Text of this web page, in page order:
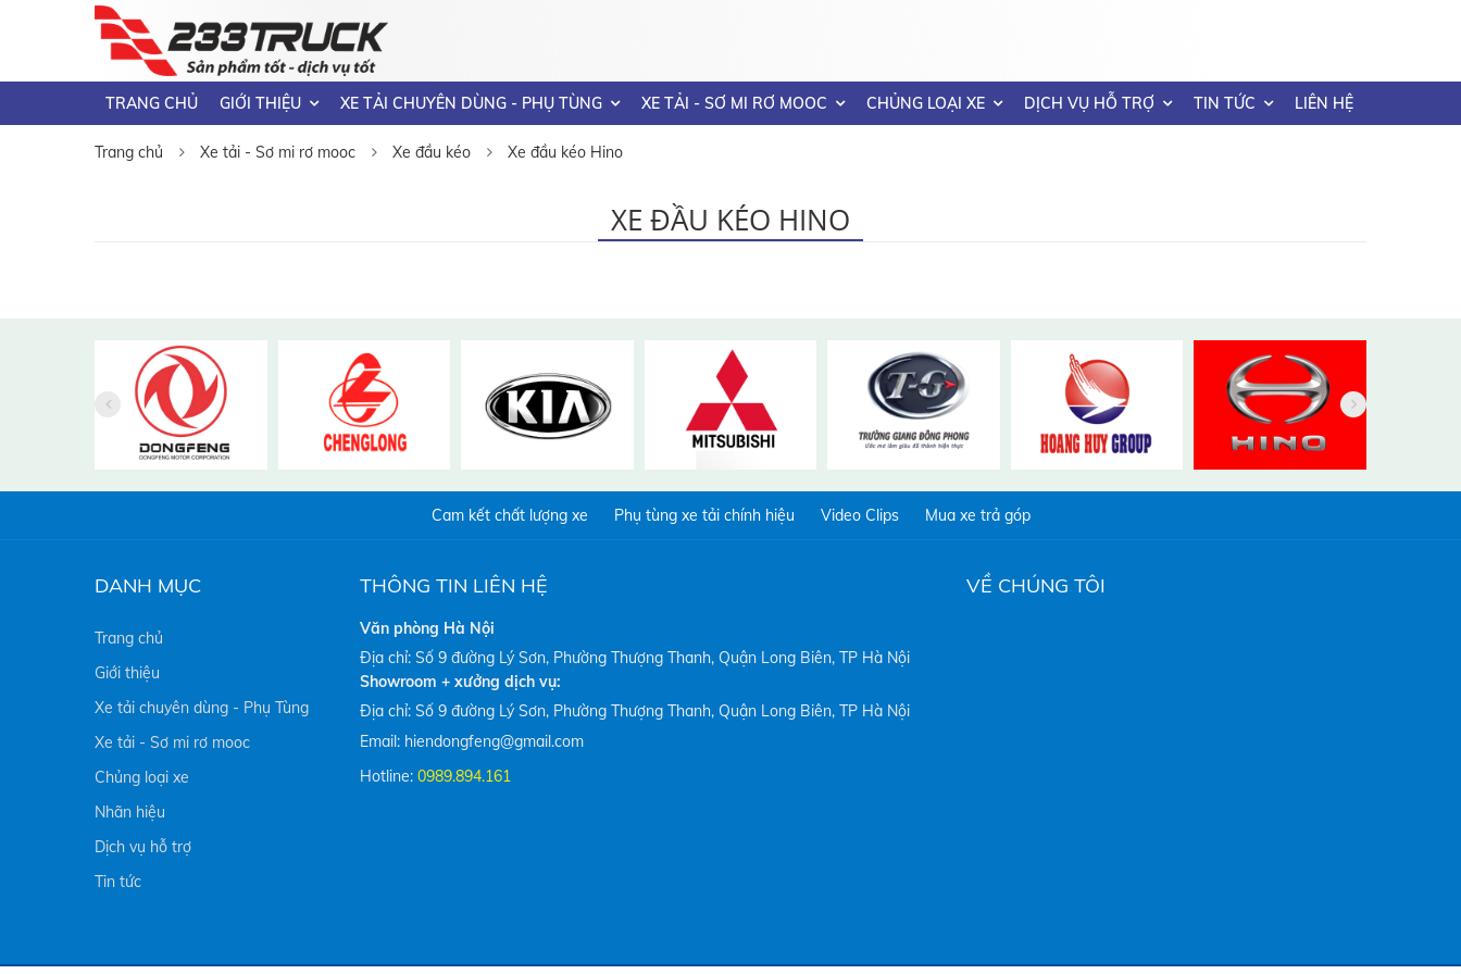
TRANG CHỦ GIỚI THIỆU XE TẢI CHUYÊN DÙNG - PHỤ TÙNG XE TẢI - SƠ MI RƠ MOOC CHỦNG LOẠI XE DỊCH VỤ HỖ TRỢ TIN TỨC LIÊN HỆ
Trang chủ Xe tải - Sơ mi rơ mooc Xe đầu kéo Xe đầu kéo Hino
XE ĐẦU KÉO HINO
Cam kết chất lượng xe Phụ tùng xe tải chính hiệu Video Clips Mua xe trả góp
DANH MỤC
Trang chủ
Giới thiệu
Xe tải chuyên dùng - Phụ Tùng
Xe tải - Sơ mi rơ mooc
Chủng loại xe
Nhãn hiệu
Dịch vụ hỗ trợ
Tin tức
THÔNG TIN LIÊN HỆ
Văn phòng Hà Nội
Địa chỉ: Số 9 đường Lý Sơn, Phường Thượng Thanh, Quận Long Biên, TP Hà Nội
Showroom + xưởng dịch vụ:
Địa chỉ: Số 9 đường Lý Sơn, Phường Thượng Thanh, Quận Long Biên, TP Hà Nội
Email: hiendongfeng@gmail.com
Hotline: 0989.894.161
VỀ CHÚNG TÔI